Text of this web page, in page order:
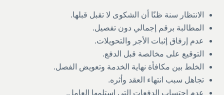
الانتظار سنة ظنًا أن الشكوى لا تقبل قبلها.
المطالبة برقم إجمالي دون تفصيل.
عدم إرفاق إثبات الأجر والتحويلات.
التوقيع على مخالصة قبل الدفع.
الخلط بين مكافأة نهاية الخدمة وتعويض الفصل.
تجاهل سبب انتهاء العقد وأثره.
عدم احتساب الدفعات التي استلمها العامل.